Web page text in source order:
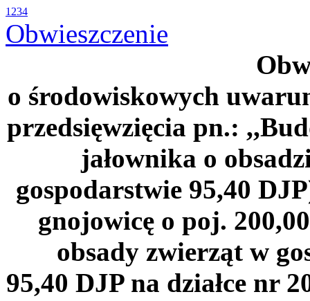
1 234
Obwieszczenie
o środowiskowych
przedsięwzięcia pn.:
jałownika o
gospodarstwie 95,40
gnojowicę o poj.
obsady zwierząt w
95,40 DJP na działce nr